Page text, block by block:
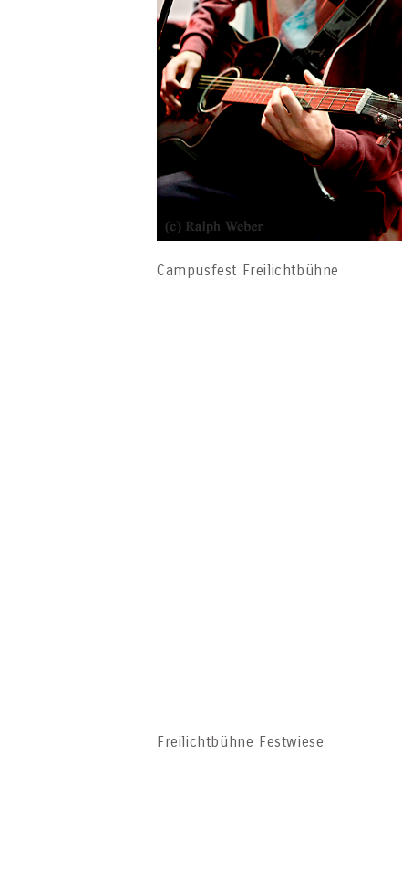
Campusfest Freilichtbühne
Freilichtbühne Festwiese